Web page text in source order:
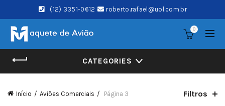
(12) 3351-0612 roberto.rafael@uol.com.br
0
CATEGORIES
Início Aviões Comerciais Página 3 Filtros